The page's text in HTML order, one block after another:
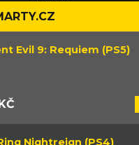
Evil 9: Requiem (PS5)
Nightreign (PS4)